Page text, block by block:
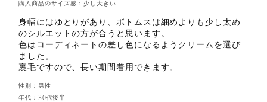
購入商品のサイズ感： 少し大きい
身幅にはゆとりがあり、ボトムスは細めよりも少し太め
のシルエットの方が合うと思います。
色はコーディネートの差し色になるようクリームを選び
ました。
裏毛ですので、長い期間着用できます。
性別： 男性
年代： 30代後半